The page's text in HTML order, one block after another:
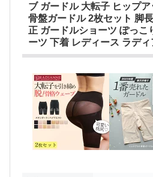
ブ ガードル 大転子 ヒップ
骨盤ガードル 2枚セット 脚
正 ガードルショーツ ぽっこ
ーツ 下着 レディース ラディ